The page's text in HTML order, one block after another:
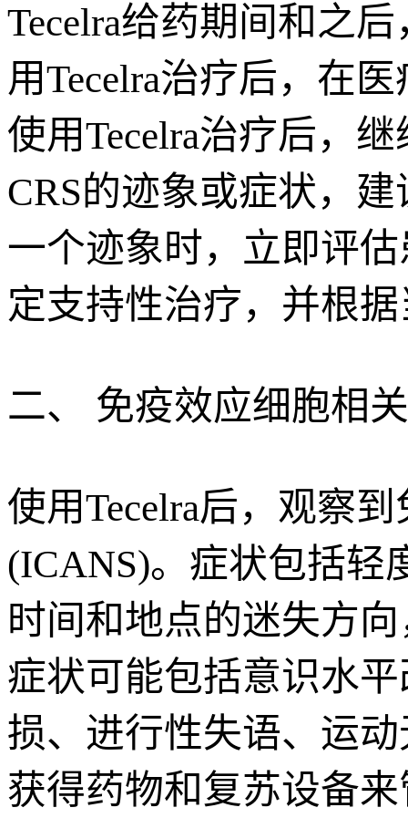
Tecelra给药期间和之
用Tecelra治疗后，在
使用Tecelra治疗后，
CRS的迹象或症状，
一个迹象时，立即评
定支持性治疗，并根
二、 免疫效应细胞相
使用Tecelra后，观察
(ICANS)。症状包括轻
时间和地点的迷失方
症状可能包括意识水
损、进行性失语、运
获得药物和复苏设备